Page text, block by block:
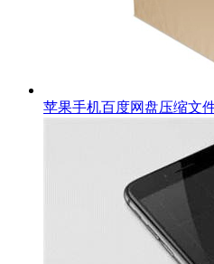
苹果手机百度网盘压缩文